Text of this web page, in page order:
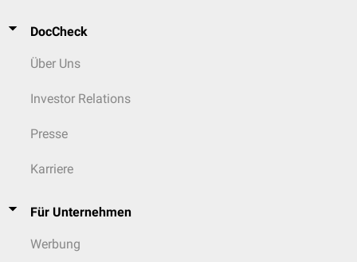
DocCheck
Über Uns
Investor Relations
Presse
Karriere
Für Unternehmen
Werbung